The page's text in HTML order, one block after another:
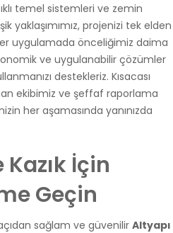
temel sistemleri ve zemin
yaklaşımımız, projenizi tek elden
uygulamada önceliğimiz daima
ve uygulanabilir çözümler
destekleriz. Kısacası
ekibimiz ve şeffaf raporlama
her aşamasında yanınızda
İçin
Geçin
sağlam ve güvenilir Altyapı